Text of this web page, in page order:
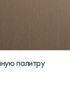
палитру